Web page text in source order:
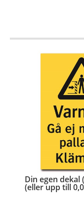
Din egen dekal
(eller upp till